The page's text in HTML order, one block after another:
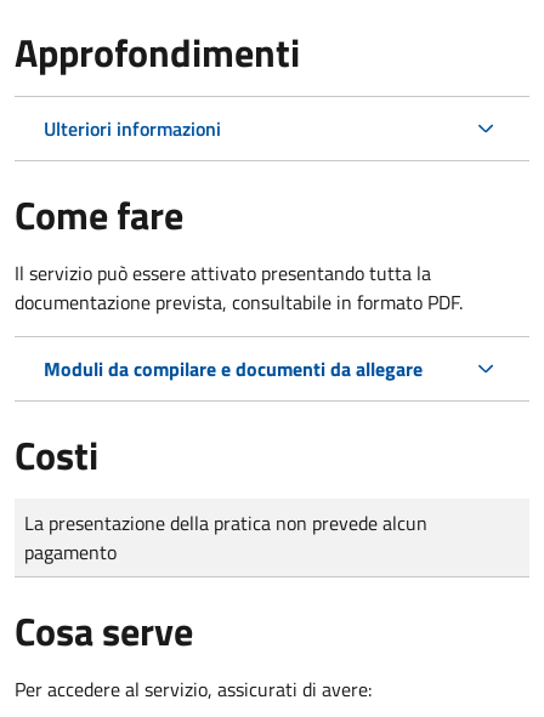
Approfondimenti
Ulteriori informazioni
Come fare
Il servizio può essere attivato presentando tutta la
documentazione prevista, consultabile in formato PDF.
Moduli da compilare e documenti da allegare
Costi
Tipo di pagamento
Importo
La presentazione della pratica non prevede alcun
pagamento
Cosa serve
Per accedere al servizio, assicurati di avere: